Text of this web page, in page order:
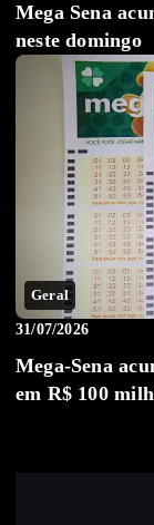
Mega Sena
neste domingo
Geral
31/07/2026
Mega-Sena
em R$ 100